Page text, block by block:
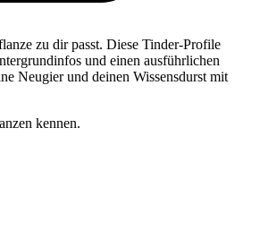
zu dir passt. Diese Tinder-Profile
und einen ausführlichen
Neugier und deinen Wissensdurst mit
kennen.